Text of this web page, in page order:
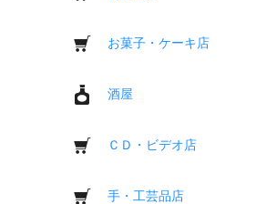
お菓子・ケーキ店
酒屋
ＣＤ・ビデオ店
手・工芸品店